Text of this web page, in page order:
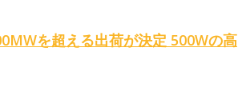
を超える出荷が決定 500Wの高